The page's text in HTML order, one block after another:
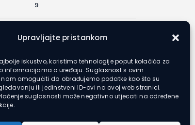
Upravljajte pristankom
iskustvo, koristimo tehnologije poput kolačića za
informacijama o uređaju. Suglasnost s ovim
omogućiti da obrađujemo podatke kao što su
ili jedinstveni ID-ovi na ovoj web stranici.
suglasnosti može negativno utjecati na određene
9